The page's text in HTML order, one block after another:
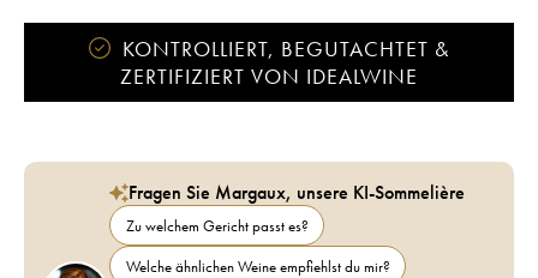
KONTROLLIERT, BEGUTACHTET &
ZERTIFIZIERT VON IDEALWINE
Fragen Sie Margaux, unsere KI-Sommelière
Zu welchem Gericht passt es?
Welche ähnlichen Weine empfiehlst du mir?